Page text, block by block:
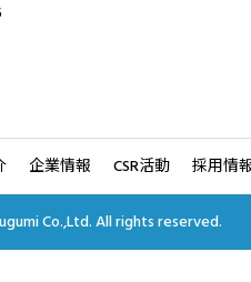
企業情報 CSR活動 採用情
Co.,Ltd. All rights reserved.